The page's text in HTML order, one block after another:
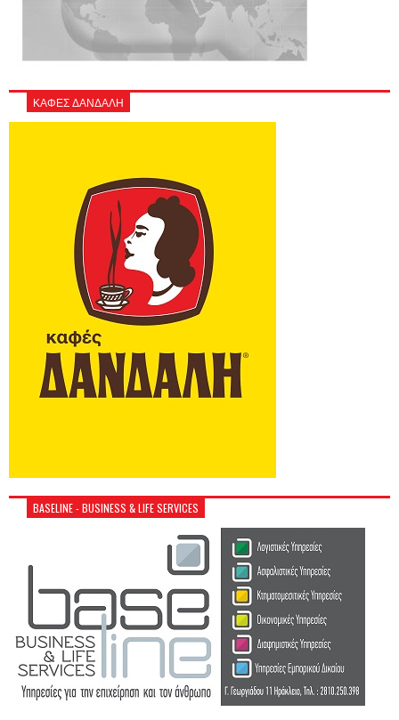
ΚΑΦΕΣ ΔΑΝΔΑΛΗ
BASELINE - BUSINESS & LIFE SERVICES